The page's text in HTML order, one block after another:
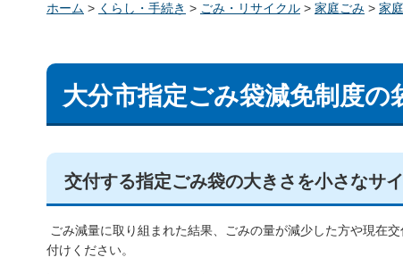
ホーム > くらし・手続き > ごみ・リサイクル > 家庭ごみ > 家
大分市指定ごみ袋減免制度
交付する指定ごみ袋の大きさを小さなサ
ごみ減量に取り組まれた結果、ごみの量が減少した方や現在
付けください。